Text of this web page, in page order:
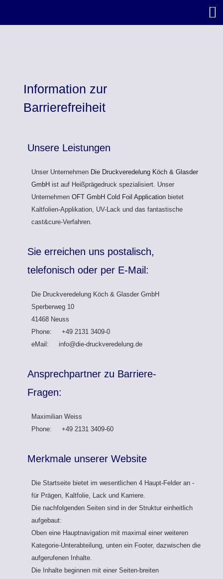
Information zur
Barrierefreiheit
Unsere Leistungen
Unser Unternehmen Die Druckveredelung Köch & Glasder
GmbH ist auf Heißprägedruck spezialisiert. Unser
UnternehmenOFT GmbH Cold Foil Application bietet
Kaltfolien-Applikation, UV-Lack und das fantastische
cast&cure-Verfahren.
Sie erreichen uns postalisch,
telefonisch oder per E-Mail:
Die Druckveredelung Köch & Glasder GmbH
Sperberweg 10
41468 Neuss
Phone: +49 2131 3409-0
eMail: info@die-druckveredelung.de
Ansprechpartner zu Barriere-
Fragen:
Maximilian Weiss
Phone: +49 2131 3409-60
Merkmale unserer Website
Die Startseite bietet im wesentlichen 4 Haupt-Felder an -
für Prägen, Kaltfolie, Lack und Karriere.
Die nachfolgenden Seiten sind in der Struktur einheitlich
aufgebaut:
Oben eine Hauptnavigation mit maximal einer weiteren
Kategorie-Unterabteilung, unten ein Footer, dazwischen die
aufgerufenen Inhalte.
Die Inhalte beginnen mit einer Seiten-breiten